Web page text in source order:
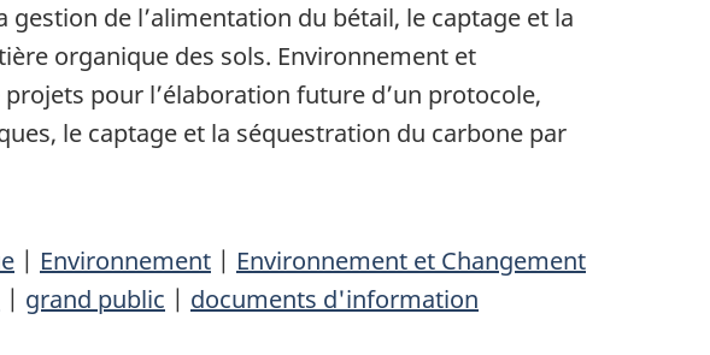
de l’alimentation du bétail, le captage et la
organique des sols. Environnement et
pour l’élaboration future d’un protocole,
le captage et la séquestration du carbone par
| Environnement | Environnement et Changement
| grand public | documents d'information